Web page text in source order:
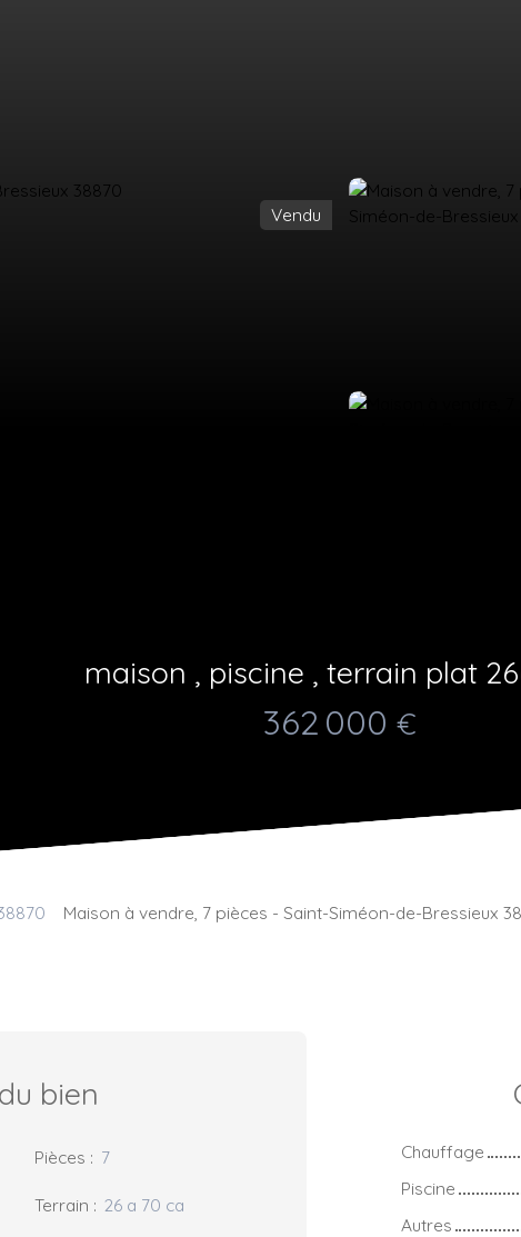
Vendu
maison , piscine , terrain plat
362 000 €
Maison à vendre, 7 pièces - Saint-Siméon-de-Bressieux
du bien
Pièces : 7
Terrain : 26 a 70 ca
Chauffage
Piscine
Autres